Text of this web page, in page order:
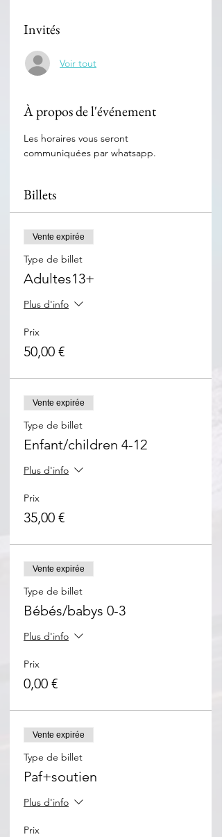
Invités
Voir tout
À propos de l'événement
Les horaires vous seront
communiquées par whatsapp.
Billets
Vente expirée
Type de billet
Adultes13+
Plus d'info
Prix
50,00 €
Vente expirée
Type de billet
Enfant/children 4-12
Plus d'info
Prix
35,00 €
Vente expirée
Type de billet
Bébés/babys 0-3
Plus d'info
Prix
0,00 €
Vente expirée
Type de billet
Paf+soutien
Plus d'info
Prix